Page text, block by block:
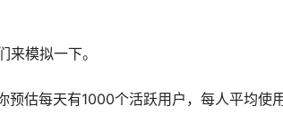
模拟一下。
预估每天有1000个活跃用户，每人平均使